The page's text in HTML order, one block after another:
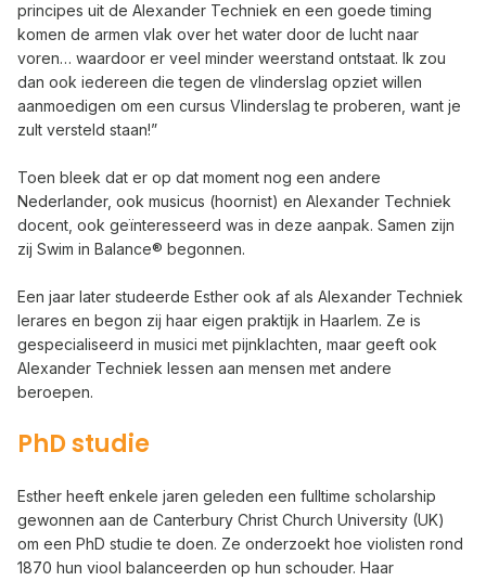
principes uit de Alexander Techniek en een goede timing
komen de armen vlak over het water door de lucht naar
voren… waardoor er veel minder weerstand ontstaat. Ik zou
dan ook iedereen die tegen de vlinderslag opziet willen
aanmoedigen om een cursus Vlinderslag te proberen, want je
zult versteld staan!”
Toen bleek dat er op dat moment nog een andere
Nederlander, ook musicus (hoornist) en Alexander Techniek
docent, ook geïnteresseerd was in deze aanpak. Samen zijn
zij Swim in Balance® begonnen.
Een jaar later studeerde Esther ook af als Alexander Techniek
lerares en begon zij haar eigen praktijk in Haarlem. Ze is
gespecialiseerd in musici met pijnklachten, maar geeft ook
Alexander Techniek lessen aan mensen met andere
beroepen.
PhD studie
Esther heeft enkele jaren geleden een fulltime scholarship
gewonnen aan de Canterbury Christ Church University (UK)
om een PhD studie te doen. Ze onderzoekt hoe violisten rond
1870 hun viool balanceerden op hun schouder. Haar